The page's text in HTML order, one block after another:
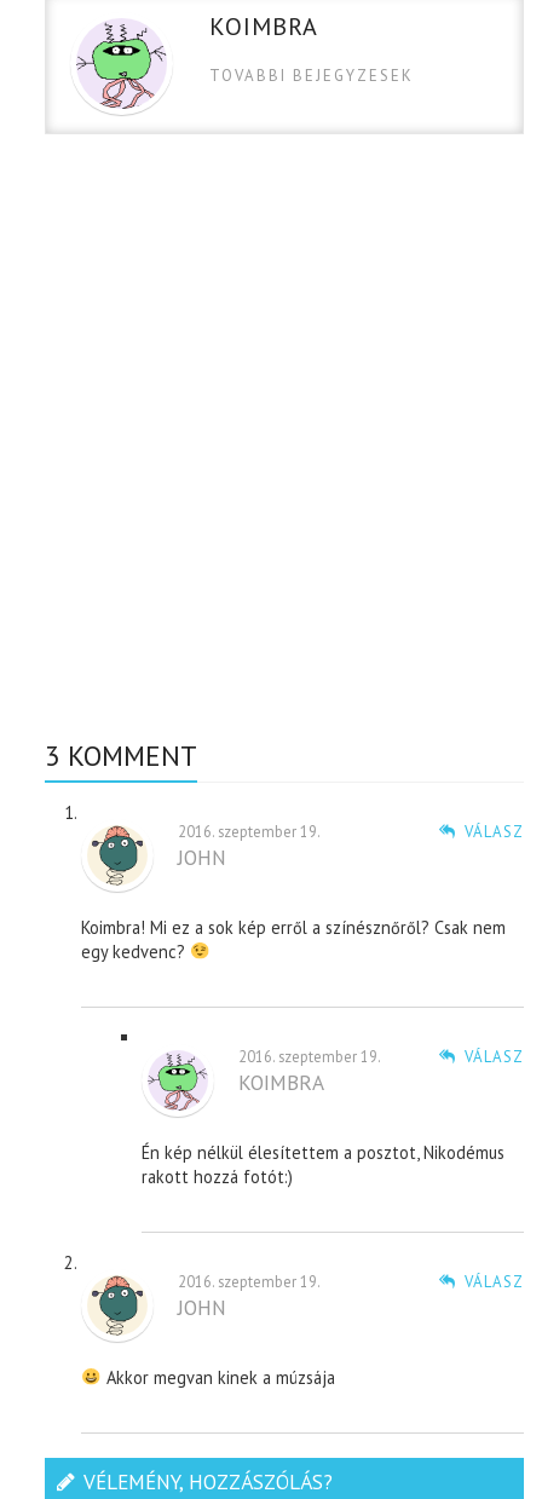
KOIMBRA
TOVABBI BEJEGYZESEK
3 KOMMENT
VÁLASZ
2016. szeptember 19.
JOHN
Koimbra! Mi ez a sok kép erről a színésznőről? Csak nem
egy kedvenc?
VÁLASZ
2016. szeptember 19.
KOIMBRA
Én kép nélkül élesítettem a posztot, Nikodémus
rakott hozzá fotót:)
VÁLASZ
2016. szeptember 19.
JOHN
Akkor megvan kinek a múzsája
VÉLEMÉNY, HOZZÁSZÓLÁS?